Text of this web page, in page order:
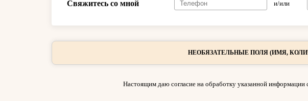
Свяжитесь со мной и/или
НЕОБЯЗАТЕЛЬНЫЕ ПОЛЯ (ИМЯ,
Настоящим даю согласие на обработку указанной информации